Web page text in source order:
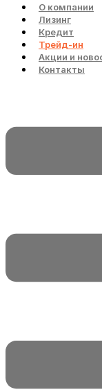
О компании
Лизинг
Кредит
Трейд-ин
Акции и
Контакты